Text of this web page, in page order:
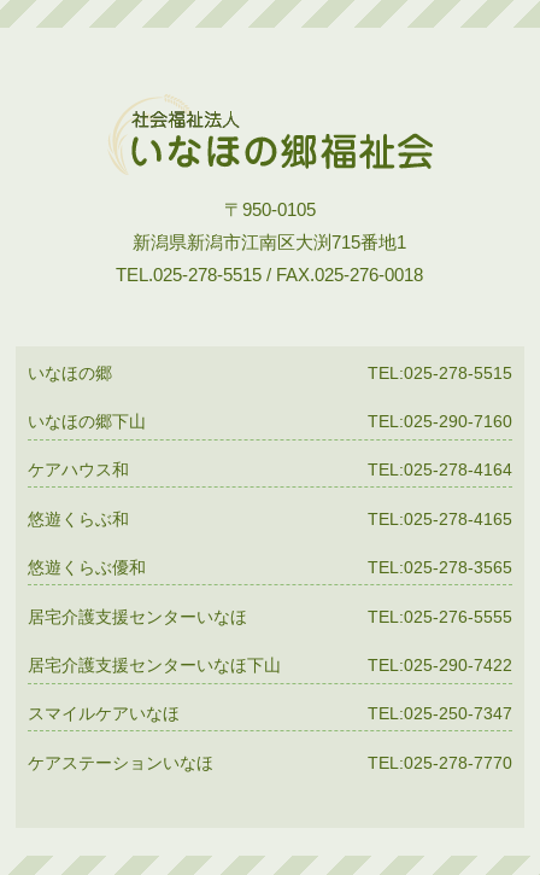
〒950-0105
新潟県新潟市江南区大渕715番地1
TEL.025-278-5515 / FAX.025-276-0018
いなほの郷 TEL:025-278-5515
いなほの郷下山 TEL:025-290-7160
ケアハウス和 TEL:025-278-4164
悠遊くらぶ和 TEL:025-278-4165
悠遊くらぶ優和 TEL:025-278-3565
居宅介護支援センターいなほ TEL:025-276-5555
居宅介護支援センターいなほ下山 TEL:025-290-7422
スマイルケアいなほ TEL:025-250-7347
ケアステーションいなほ TEL:025-278-7770